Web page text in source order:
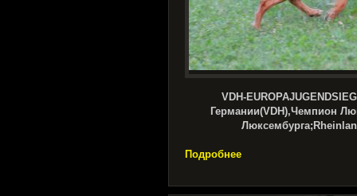
VDH-
Германии(VDH),Чемпион
Подробнее